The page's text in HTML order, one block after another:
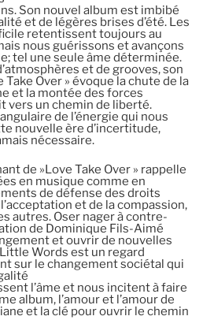
Son nouvel album est imbibé
et de légères brises d’été. Les
retentissent toujours au
nous guérissons et avançons
tel une seule âme déterminée.
et de grooves, son
Over » évoque la chute de la
et la montée des forces
vers un chemin de liberté.
de l’énergie qui nous
nouvelle ère d’incertitude,
nécessaire.
de »Love Take Over » rappelle
en musique comme en
de défense des droits
et de la compassion,
autres. Oser nager à contre-
de Dominique Fils-Aimé
et ouvrir de nouvelles
Words est un regard
sur le changement sociétal qui
l’âme et nous incitent à faire
album, l’amour et l’amour de
et la clé pour ouvrir le chemin